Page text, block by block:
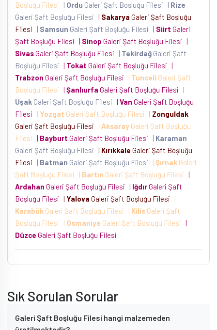
Boşluğu Filesi
| Ordu Galeri Şaft Boşluğu Filesi | Rize
Galeri Şaft Boşluğu Filesi | Sakarya Galeri Şaft Boşluğu
Filesi
| Samsun Galeri Şaft Boşluğu Filesi | Siirt Galeri
Şaft Boşluğu Filesi | Sinop Galeri Şaft Boşluğu Filesi |
SivasGaleri Şaft Boşluğu Filesi | Tekirdağ Galeri Şaft
Boşluğu Filesi | Tokat Galeri Şaft Boşluğu Filesi |
Trabzon Galeri Şaft Boşluğu Filesi | Tunceli Galeri Şaft
Boşluğu Filesi | Şanlıurfa Galeri Şaft Boşluğu Filesi
|
Uşak Galeri Şaft Boşluğu Filesi | Van Galeri Şaft Boşluğu
Filesi
| Yozgat Galeri Şaft Boşluğu Filesi | Zonguldak
Galeri Şaft Boşluğu Filesi
| Aksaray Galeri Şaft Boşluğu
Filesi | Bayburt Galeri Şaft Boşluğu Filesi | Karaman
Galeri Şaft Boşluğu Filesi | Kırıkkale Galeri Şaft Boşluğu
Filesi
| Batman Galeri Şaft Boşluğu Filesi | Şırnak Galeri
Şaft Boşluğu Filesi
| Bartın Galeri Şaft Boşluğu Filesi |
Ardahan Galeri Şaft Boşluğu Filesi | IğdırGaleri Şaft
Boşluğu Filesi | Yalova Galeri Şaft Boşluğu Filesi
|
Karabük Galeri Şaft Boşluğu Filesi | Kilis Galeri Şaft
Boşluğu Filesi
| Osmaniye Galeri Şaft Boşluğu Filesi |
Düzce Galeri Şaft Boşluğu Filesi
Sık Sorulan Sorular
Galeri Şaft Boşluğu Filesi hangi malzemeden